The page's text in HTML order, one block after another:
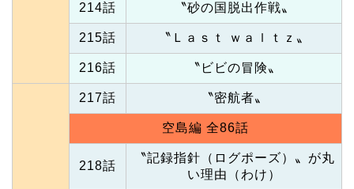
214話 〝砂の国脱出作戦〟
215話 〝Ｌａｓｔ ｗａｌｔｚ〟
216話 〝ビビの冒険〟
217話 〝密航者〟
空島編 全86話
218話
〝記録指針（ログポーズ）〟が丸
い理由（わけ）